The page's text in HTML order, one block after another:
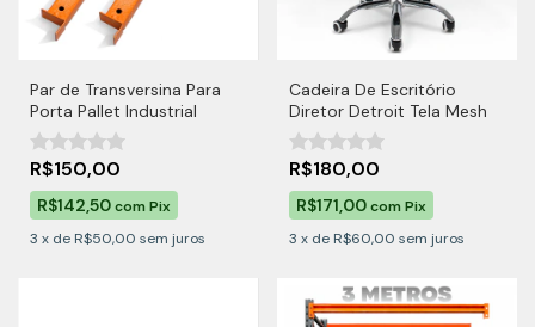
Par de Transversina Para
Porta Pallet Industrial
R$150,00
R$142,50comPix
3 x de R$50,00 sem juros
Cadeira De Escritório
Diretor Detroit Tela Mesh
R$180,00
R$171,00com Pix
3 x de R$60,00 sem juros